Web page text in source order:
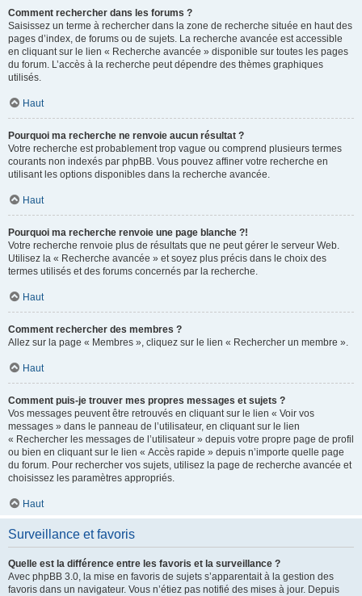
Comment rechercher dans les forums ?
Saisissez un terme à rechercher dans la zone de recherche située en haut des
pages d’index, de forums ou de sujets. La recherche avancée est accessible
en cliquant sur le lien « Recherche avancée » disponible sur toutes les pages
du forum. L’accès à la recherche peut dépendre des thèmes graphiques
utilisés.
Haut
Pourquoi ma recherche ne renvoie aucun résultat ?
Votre recherche est probablement trop vague ou comprend plusieurs termes
courants non indexés par phpBB. Vous pouvez affiner votre recherche en
utilisant les options disponibles dans la recherche avancée.
Haut
Pourquoi ma recherche renvoie une page blanche ?!
Votre recherche renvoie plus de résultats que ne peut gérer le serveur Web.
Utilisez la « Recherche avancée » et soyez plus précis dans le choix des
termes utilisés et des forums concernés par la recherche.
Haut
Comment rechercher des membres ?
Allez sur la page « Membres », cliquez sur le lien « Rechercher un membre ».
Haut
Comment puis-je trouver mes propres messages et sujets ?
Vos messages peuvent être retrouvés en cliquant sur le lien « Voir vos
messages » dans le panneau de l’utilisateur, en cliquant sur le lien
« Rechercher les messages de l’utilisateur » depuis votre propre page de profil
ou bien en cliquant sur le lien « Accès rapide » depuis n’importe quelle page
du forum. Pour rechercher vos sujets, utilisez la page de recherche avancée et
choisissez les paramètres appropriés.
Haut
Surveillance et favoris
Quelle est la différence entre les favoris et la surveillance ?
Avec phpBB 3.0, la mise en favoris de sujets s’apparentait à la gestion des
favoris dans un navigateur. Vous n’étiez pas notifié des mises à jour. Depuis